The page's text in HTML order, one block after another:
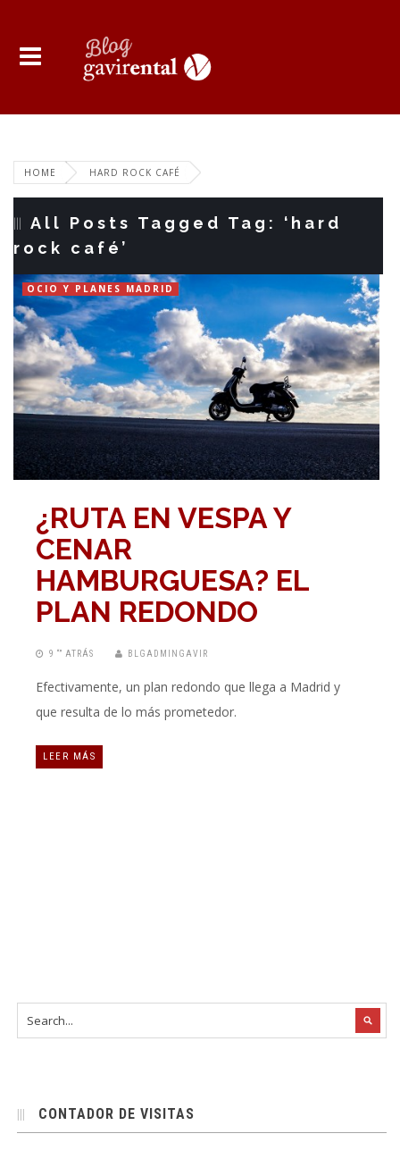
HOME HARD ROCK CAFÉ
All Posts Tagged Tag: ‘hard
rock café’
OCIO Y PLANES MADRID
¿RUTA EN VESPA Y
CENAR
HAMBURGUESA? EL
PLAN REDONDO
9 “” ATRÁS BLGADMINGAVIR
Efectivamente, un plan redondo que llega a Madrid y
que resulta de lo más prometedor.
LEER MÁS
CONTADOR DE VISITAS